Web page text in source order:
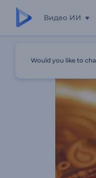
Видео ИИ
Would you like to